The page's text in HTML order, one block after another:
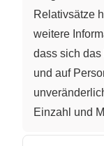
Relativsätze
weitere
dass sich das
und auf
Einzahl und